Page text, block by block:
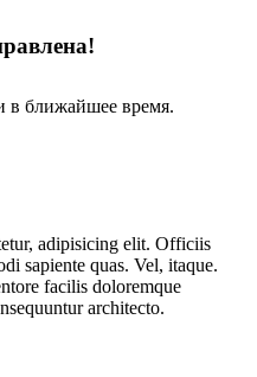
в ближайшее время.
adipisicing elit. Officiis
sapiente quas. Vel, itaque.
facilis doloremque
architecto.